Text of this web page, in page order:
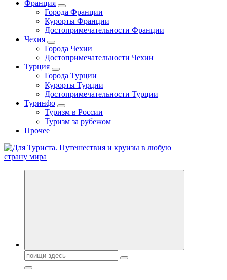
Франция
Города Франции
Курорты Франции
Достопримечательности Франции
Чехия
Города Чехии
Достопримечательности Чехии
Турция
Города Турции
Курорты Турции
Достопримечательности Турции
Туринфо
Туризм в России
Туризм за рубежом
Прочее
Новости туризма, куда поехать на отдых, где провести отпуск.
Поиск: